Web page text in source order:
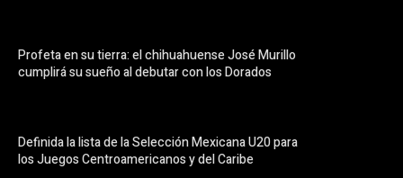
Profeta en su tierra: el chihuahuense José Murillo
cumplirá su sueño al debutar con los Dorados
Definida la lista de la Selección Mexicana U20 para
los Juegos Centroamericanos y del Caribe